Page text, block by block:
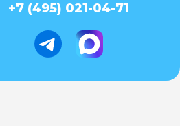
+7 (495) 021-04-71